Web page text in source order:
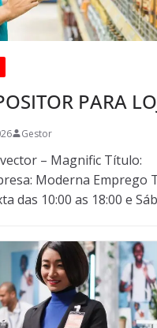
PARA
Gestor
– Magnific Título:
Moderna Emprego
das 10:00 as 18:00 e